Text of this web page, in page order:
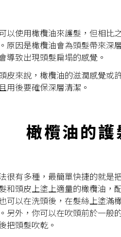
以使用橄欖油來護髮，但相比
原因是橄欖油會為頭髮帶來深
導致出現頭髮扁塌的感覺。
皮來說，橄欖油的滋潤感覺或
用後要確保深層清潔。
橄欖油的護
很有多種，最簡單快捷的就是
和頭皮上塗上適量的橄欖油，
可以在洗頭後，在髮絲上塗滿
另外，你可以在吹頭前於一般
把頭髮吹乾。